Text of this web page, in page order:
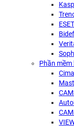
ESET
Phần